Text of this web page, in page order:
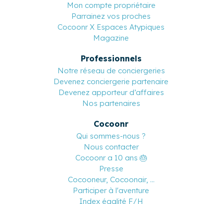
Mon compte propriétaire
Parrainez vos proches
Cocoonr X Espaces Atypiques
Magazine
Professionnels
Notre réseau de conciergeries
Devenez conciergerie partenaire
Devenez apporteur d’affaires
Nos partenaires
Cocoonr
Qui sommes-nous ?
Nous contacter
Cocoonr a 10 ans 🎂
Presse
Cocooneur, Cocoonair, ...
Participer à l'aventure
Index égalité F/H